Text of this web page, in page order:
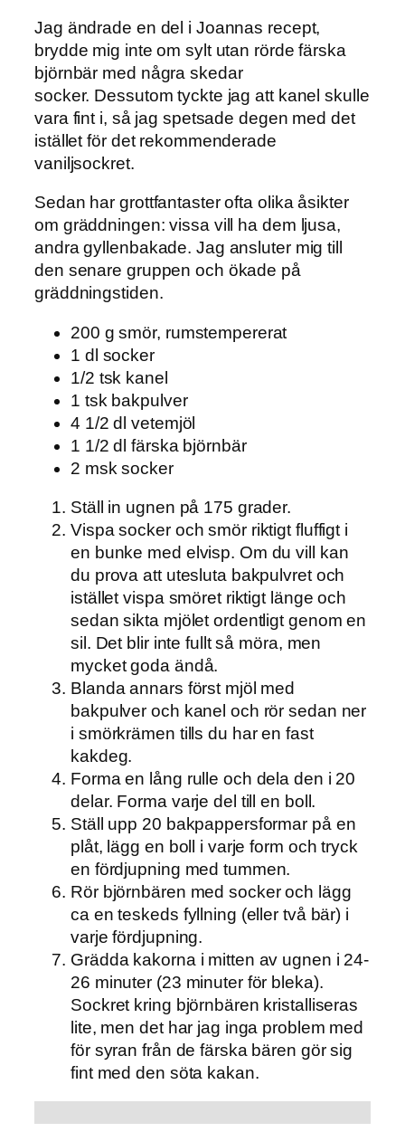
Jag ändrade en del i Joannas recept,
brydde mig inte om sylt utan rörde färska
björnbär med några skedar
socker. Dessutom tyckte jag att kanel skulle
vara fint i, så jag spetsade degen med det
istället för det rekommenderade
vaniljsockret.
Sedan har grottfantaster ofta olika åsikter
om gräddningen: vissa vill ha dem ljusa,
andra gyllenbakade. Jag ansluter mig till
den senare gruppen och ökade på
gräddningstiden.
200 g smör, rumstempererat
1 dl socker
1/2 tsk kanel
1 tsk bakpulver
4 1/2 dl vetemjöl
1 1/2 dl färska björnbär
2 msk socker
Ställ in ugnen på 175 grader.
Vispa socker och smör riktigt fluffigt i
en bunke med elvisp. Om du vill kan
du prova att utesluta bakpulvret och
istället vispa smöret riktigt länge och
sedan sikta mjölet ordentligt genom en
sil. Det blir inte fullt så möra, men
mycket goda ändå.
Blanda annars först mjöl med
bakpulver och kanel och rör sedan ner
i smörkrämen tills du har en fast
kakdeg.
Forma en lång rulle och dela den i 20
delar. Forma varje del till en boll.
Ställ upp 20 bakpappersformar på en
plåt, lägg en boll i varje form och tryck
en fördjupning med tummen.
Rör björnbären med socker och lägg
ca en teskeds fyllning (eller två bär) i
varje fördjupning.
Grädda kakorna i mitten av ugnen i 24-
26 minuter (23 minuter för bleka).
Sockret kring björnbären kristalliseras
lite, men det har jag inga problem med
för syran från de färska bären gör sig
fint med den söta kakan.